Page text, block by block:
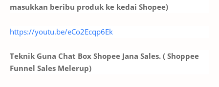
masukkan beribu produk ke kedai Shopee)
https://youtu.be/eCo2Ecqp6Ek
Teknik Guna Chat Box Shopee Jana Sales. ( Shoppee
Funnel Sales Melerup)